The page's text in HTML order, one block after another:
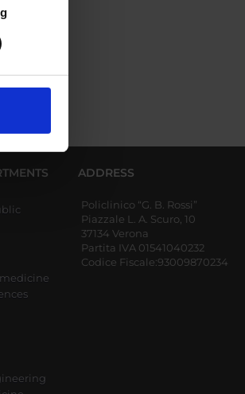
ADDRESS
Policlinico “G. B. Rossi”
Piazzale L. A. Scuro, 10
37134 Verona
Partita IVA 01541040232
Codice Fiscale:93009870234